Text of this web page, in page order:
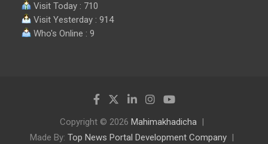
Visit Today : 710
Visit Yesterday : 914
Who's Online : 9
Copyright © 2026 Mahimakhadicha
Made By: Top News Portal Development Company